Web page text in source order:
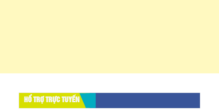
HỔ TRỢ TRỰC TUYẾN